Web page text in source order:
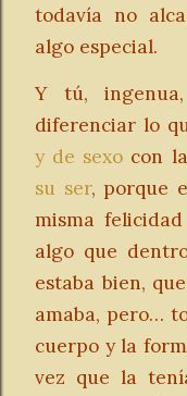
todavía no
algo especial.
Y tú,
diferenciar lo
y de sexo con
su ser, porque
misma
algo que
estaba bien,
amaba, pero…
cuerpo y la
vez que la